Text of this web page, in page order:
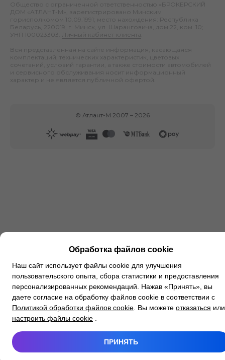
Общество с ограниченной ответственностью «БРОКЕРСКИЙ
ДОМ «АТЛАНТ-М», зарегистрировано Минским
горисполкомом 10.09.1991; место нахождения: Республика
Беларусь, 220019, г. Минск, ул. Шаранговича, дом 22, ком. 10;
УНП 100023303.
Личный кабинет клиента
Вся представленная на сайте информация, касающаяся
комплектаций, технических характеристик, цветовых
сочетаний, условий гарантии, а также стоимости автомобилей
и сервисного обслуживания носит информационный
характер и не является публичной офертой.
© Атлант-М 2007 – 2026
Обработка файлов cookie
Наш сайт использует файлы cookie для улучшения
пользовательского опыта, сбора статистики и предоставления
персонализированных рекомендаций. Нажав «Принять», вы
даете согласие на обработку файлов cookie в соответствии с
Политикой обработки файлов cookie . Вы можете отказаться или
настроить файлы cookie
ПРИНЯТЬ